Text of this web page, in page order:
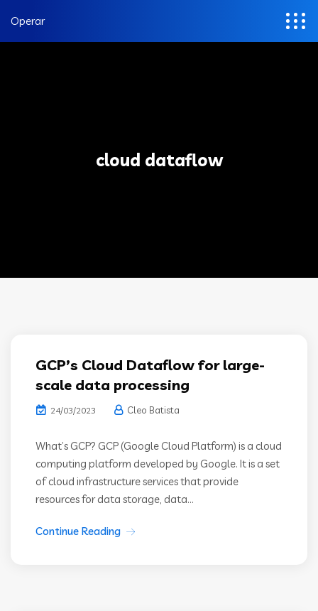
Operar
cloud dataflow
GCP’s Cloud Dataflow for large-
scale data processing
24/03/2023 Cleo Batista
What’s GCP? GCP (Google Cloud Platform) is a cloud
computing platform developed by Google. It is a set
of cloud infrastructure services that provide
resources for data storage, data...
Continue Reading